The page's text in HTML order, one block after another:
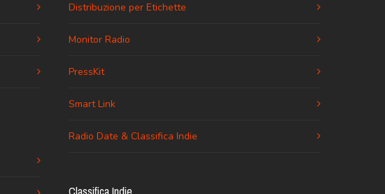
Distribuzione per Etichette
Monitor Radio
PressKit
Smart Link
Radio Date & Classifica Indie